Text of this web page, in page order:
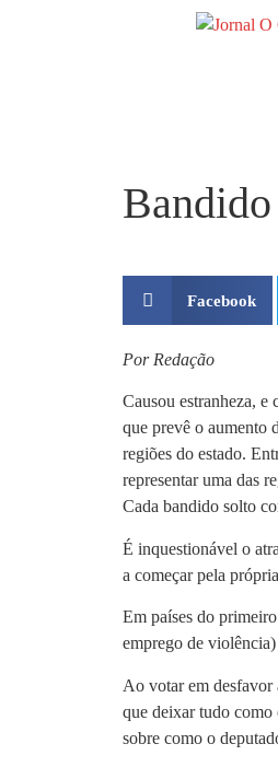
Facebook
Por Redação
Causou estranheza,
que prevê o aumento
regiões do estado.
representar uma das
Cada bandido solto
É inquestionável o
a começar pela
Em países do
emprego de
Ao votar em desfavor
que deixar tudo como
sobre como o